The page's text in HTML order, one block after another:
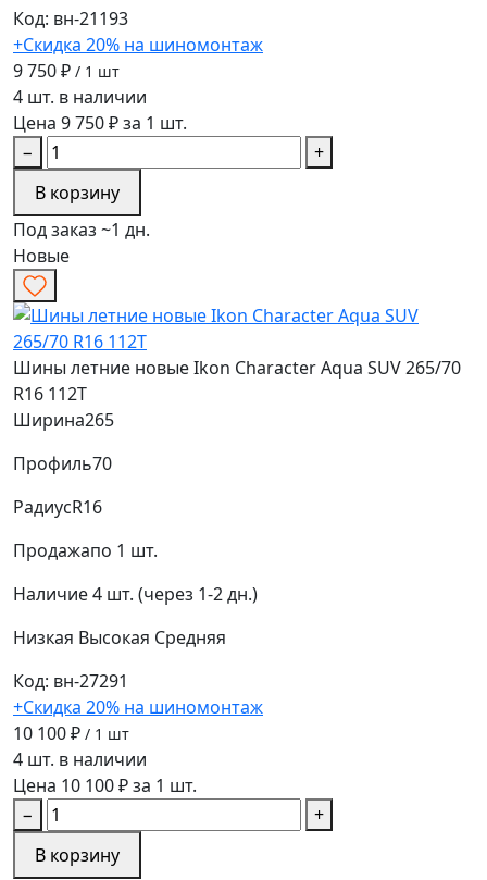
Код: вн-21193
+Скидка 20% на шиномонтаж
9 750 ₽ / 1 шт
4 шт. в наличии
Цена 9 750 ₽ за 1 шт.
−
+
В корзину
Под заказ ~1 дн.
Новые
Шины летние новые Ikon Character Aqua SUV 265/70
R16 112T
Ширина265
Профиль70
РадиусR16
Продажапо 1 шт.
Наличие4 шт. (через 1-2 дн.)
Низкая Высокая Средняя
Код: вн-27291
+Скидка 20% на шиномонтаж
10 100 ₽ / 1 шт
4 шт. в наличии
Цена 10 100 ₽ за 1 шт.
−
+
В корзину